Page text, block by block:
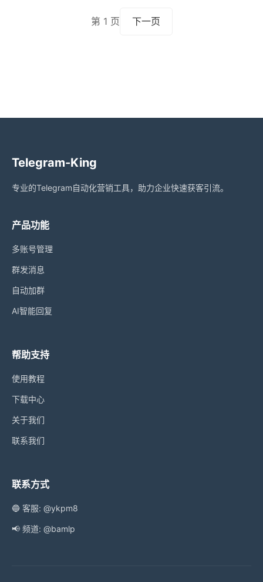
第 1 页 下一页
Telegram-King
专业的Telegram自动化营销工具，助力企业快速获客引流。
产品功能
多账号管理
群发消息
自动加群
AI智能回复
帮助支持
使用教程
下载中心
关于我们
联系我们
联系方式
🔵 客服: @ykpm8
📢 频道: @bamlp